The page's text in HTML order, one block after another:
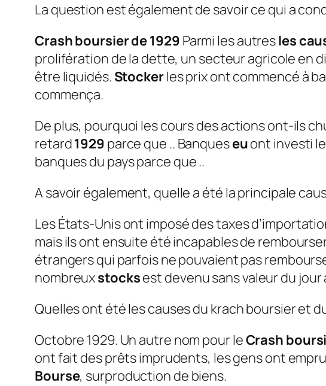
La question est également de savoir ce qui a
Crash boursier de 1929 Parmi les autresles
prolifération de la dette, un secteur agricole en
être liquidés. Stockerles prix ont commencé à
commença.
De plus, pourquoi les cours des actions ont-ils
retard1929 parce que .. Banqueseuont investi
banques du pays parce que ..
A savoir également, quelle a été la principale
Les États-Unis ont imposé des taxes
mais ils ont ensuite été incapables de
étrangers qui parfois ne pouvaient pas
nombreuxstocksest devenu sans valeur du jour
Quelles ont été les causes du krach boursier et
Octobre 1929. Un autre nom pour leCrash
ont fait des prêts imprudents, les gens ont
Bourse, surproduction de biens.